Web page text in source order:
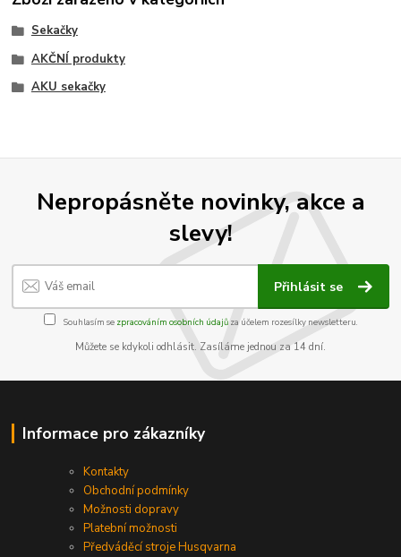
Sekačky
AKČNÍ produkty
AKU sekačky
Nepropásněte novinky, akce a
slevy!
Přihlásit se
Souhlasím se zpracováním osobních údajůza účelem rozesílky newsletteru.
Můžete se kdykoli odhlásit. Zasíláme jednou za 14 dní.
Informace pro zákazníky
Kontakty
Obchodní podmínky
Možnosti dopravy
Platební možnosti
Předváděcí stroje Husqvarna